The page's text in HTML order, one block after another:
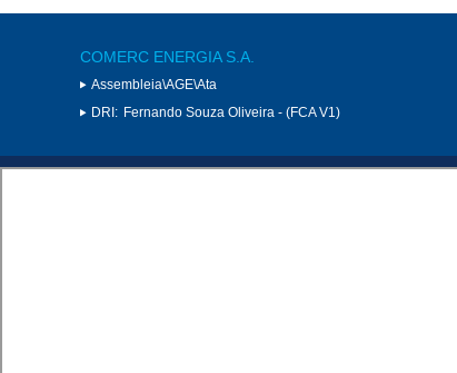
COMERC ENERGIA S.A.
Assembleia\AGE\Ata
DRI: Fernando Souza Oliveira - (FCA V1)